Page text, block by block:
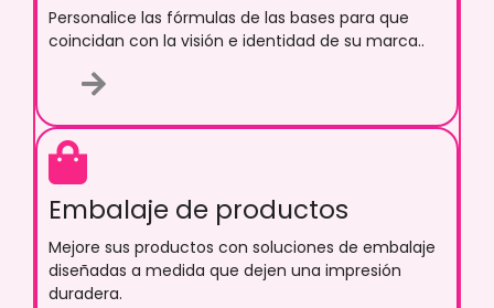
Personalice las fórmulas de las bases para que
coincidan con la visión e identidad de su marca..
Embalaje de productos
Mejore sus productos con soluciones de embalaje
diseñadas a medida que dejen una impresión
duradera.